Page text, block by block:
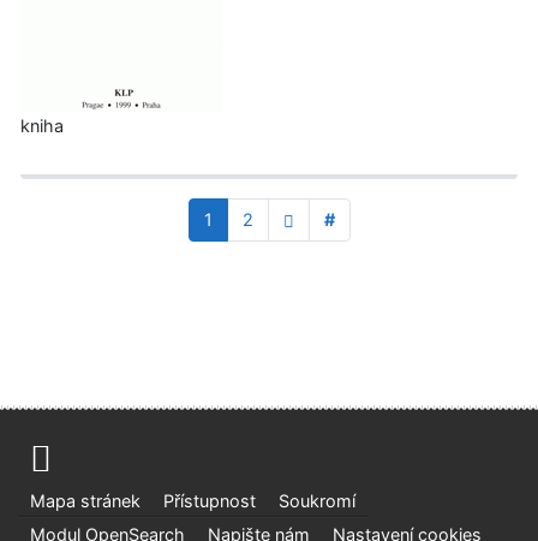
kniha
1 2 #
Mapa stránek Přístupnost
Soukromí
Modul OpenSearch
Napište nám Nastavení cookies